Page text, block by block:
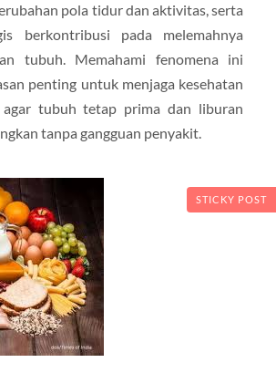
pola tidur dan aktivitas, serta
berkontribusi pada melemahnya
tubuh. Memahami fenomena ini
penting untuk menjaga kesehatan
agar tubuh tetap prima dan liburan
tanpa gangguan penyakit.
STICKY POST